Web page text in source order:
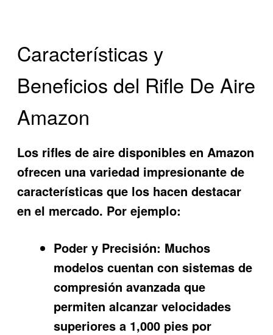
Características y
Beneficios del Rifle De Aire
Amazon
Los rifles de aire disponibles en Amazon
ofrecen una variedad impresionante de
características que los hacen destacar
en el mercado. Por ejemplo:
Poder y Precisión: Muchos
modelos cuentan con sistemas de
compresión avanzada que
permiten alcanzar velocidades
superiores a 1,000 pies por